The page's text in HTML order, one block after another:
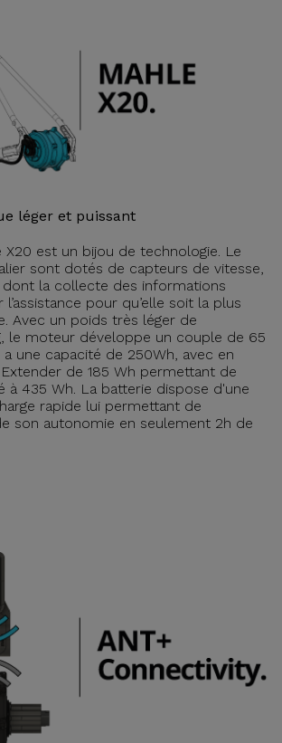
léger et puissant
X20 est un bijou de technologie. Le
sont dotés de capteurs de vitesse,
la collecte des informations
l’assistance pour qu’elle soit la plus
Avec un poids très léger de
le moteur développe un couple de 65
une capacité de 250Wh, avec en
de 185 Wh permettant de
à 435 Wh. La batterie dispose d'une
rapide lui permettant de
son autonomie en seulement 2h de